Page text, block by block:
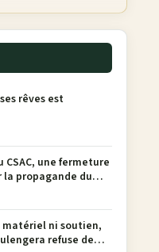
rêves est
CSAC, une fermeture
propagande du
matériel ni soutien,
refuse de